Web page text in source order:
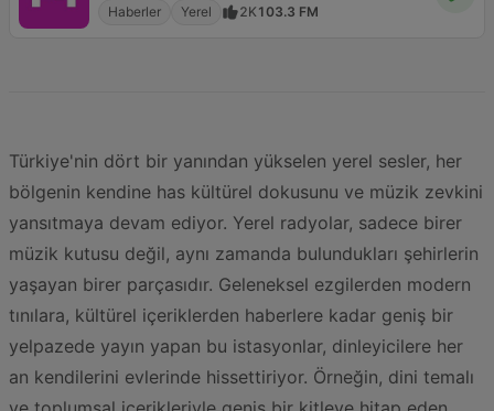
Haberler
Yerel 2K103.3 FM
Türkiye'nin dört bir yanından yükselen yerel sesler, her
bölgenin kendine has kültürel dokusunu ve müzik zevkini
yansıtmaya devam ediyor. Yerel radyolar, sadece birer
müzik kutusu değil, aynı zamanda bulundukları şehirlerin
yaşayan birer parçasıdır. Geleneksel ezgilerden modern
tınılara, kültürel içeriklerden haberlere kadar geniş bir
yelpazede yayın yapan bu istasyonlar, dinleyicilere her
an kendilerini evlerinde hissettiriyor. Örneğin, dini temalı